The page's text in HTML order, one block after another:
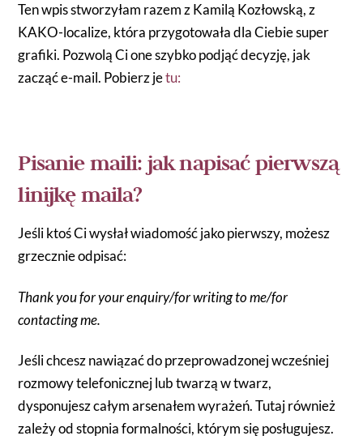
Ten wpis stworzyłam razem z Kamilą Kozłowską, z
KAKO-localize, która przygotowała dla Ciebie super
grafiki. Pozwolą Ci one szybko podjąć decyzję, jak
zacząć e-mail. Pobierz jetu:
Pisanie maili: jak napisać pierwszą
linijkę maila?
Jeśli ktoś Ci wysłał wiadomość jako pierwszy, możesz
grzecznie odpisać:
Thank you for your enquiry/for writing to me/for
contacting me.
Jeśli chcesz nawiązać do przeprowadzonej wcześniej
rozmowy telefonicznej lub twarzą w twarz,
dysponujesz całym arsenałem wyrażeń. Tutaj również
zależy od stopnia formalności, którym się posługujesz.